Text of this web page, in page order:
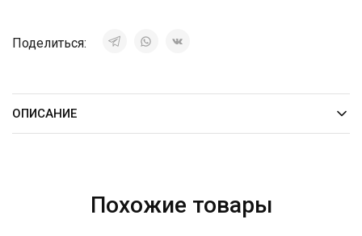
Поделиться:
ОПИСАНИЕ
Похожие товары